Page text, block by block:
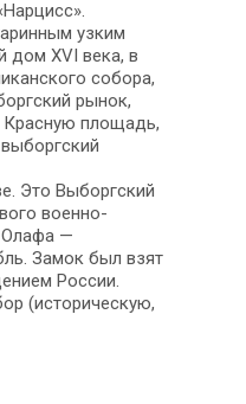
узким
дом XVI века, в
собора,
рынок,
Красную площадь,
Это Выборгский
военно-
Олафа —
Замок был взят
России.
(историческую,